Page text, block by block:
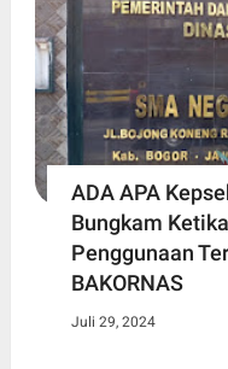
ADA APA
Bungkam
Penggunaan
BAKORNAS
Juli 29, 2024